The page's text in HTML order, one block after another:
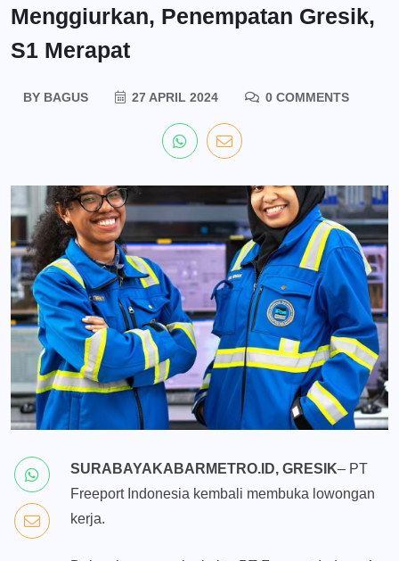
Menggiurkan, Penempatan Gresik,
S1 Merapat
BY BAGUS 27 APRIL 2024 0 COMMENTS
SURABAYAKABARMETRO.ID, GRESIK– PT
Freeport Indonesia kembali membuka lowongan
kerja.